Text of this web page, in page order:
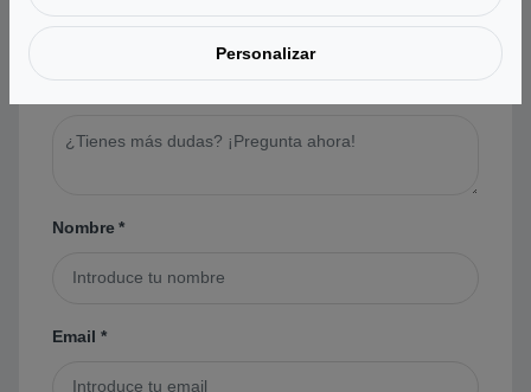
Nombre*
Email *
Personalizar